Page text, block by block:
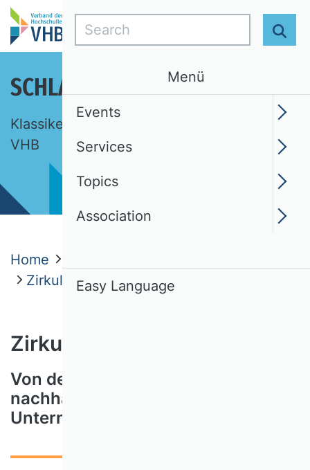
SCHLAGLICHTER DER BWL
Klassiker, Ideen, Begriffe. Eine Auswahl des
VHB
Home
Zirkuläre Geschäftsmodelle
Zirkuläre Geschäftsmodelle
Von der Weltumseglung zu
nachhaltigen Innovationen über
Unternehmensgrenzen hinweg
Search
Menü
Events
Services
Topics
Association
Easy Language